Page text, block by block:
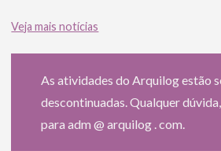
Veja mais notícias
As atividades do Arquilog estão
descontinuadas. Qualquer
para adm @ arquilog . com.